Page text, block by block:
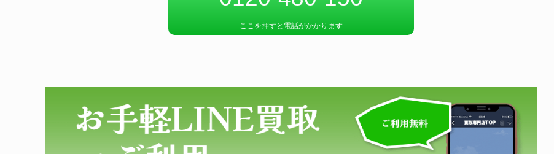
ここを押すと電話がかかります